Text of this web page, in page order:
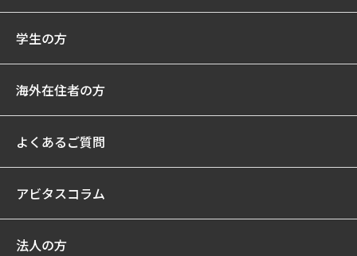
学生の方
海外在住者の方
よくあるご質問
アビタスコラム
法人の方